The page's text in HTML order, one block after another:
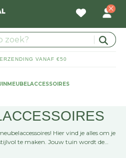
VANAF €50
Hier vind je alles om je
te maken. Jouw tuin wordt de
gezelligheid.